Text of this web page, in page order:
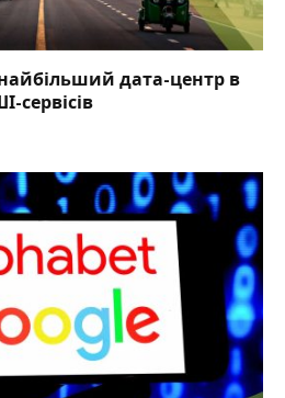
дата-центр в
сервісів